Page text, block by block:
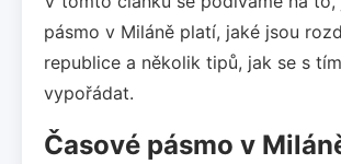
pásmo v Miláně platí, jaké jsou
republice a několik tipů, jak se s
vypořádat.
Časové pásmo v